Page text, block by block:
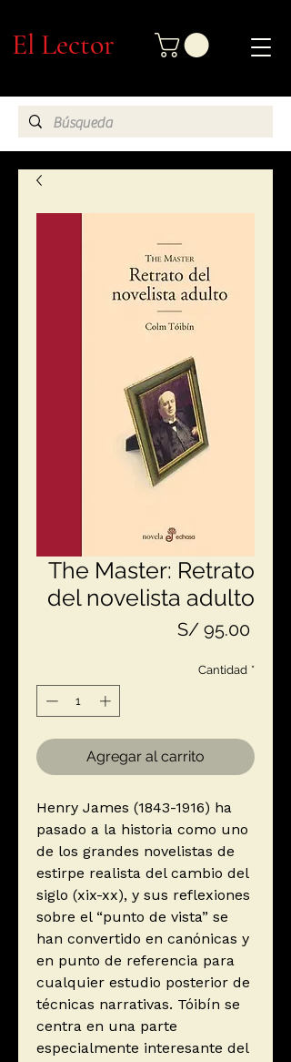
El Lector
The Master: Retrato
del novelista adulto
S/ 95.00Precio
Cantidad *
Agregar al carrito
Henry James (1843-1916) ha
pasado a la historia como uno
de los grandes novelistas de
estirpe realista del cambio del
siglo (xix-xx), y sus reflexiones
sobre el “punto de vista” se
han convertido en canónicas y
en punto de referencia para
cualquier estudio posterior de
técnicas narrativas. Tóibín se
centra en una parte
especialmente interesante del